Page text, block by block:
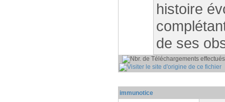
histoire
de ses
immunotice